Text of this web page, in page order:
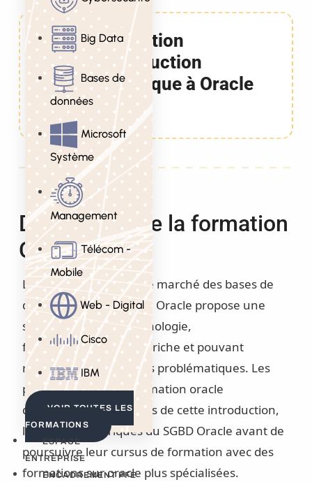
Big Data
Bases de
données
Microsoft
Système
Management
Télécom -
Mobile
Web - Digital
Cisco
IBM
VOIR TOUTES LES
FORMATIONS
ESPACE
ENTREPRISE
ENCADREMENT PFE
Formation
Introduction
technique à Oracle
2 Jours
Description de la formation
Oracle
Leader historique sur le marché des bases de
données relationnelles, Oracle propose une
solution de haute technologie,
fonctionnellement très riche et pouvant
répondre à de multiples problématiques. Les
participants à cette formation oracle
découvriront, au travers de cette introduction,
l’ensemble de briques du SGBD Oracle avant de
poursuivre leur cursus de formation avec des
formations sur oracle plus spécialisées.